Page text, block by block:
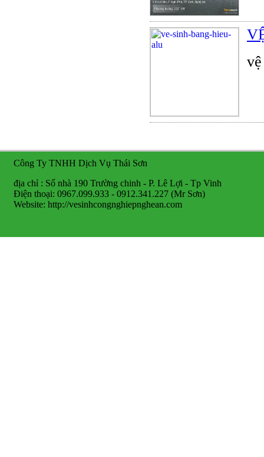
Công Ty TNHH Dịch Vụ Thái Sơn
địa chỉ : Số nhà 190 Trường chinh - P. Lê Lợi - Tp Vinh
Điện thoại: 0967.099.933 - 0912.341.227 (Mr Sơn)
Website: http://vesinhcongnghiepnghean.com